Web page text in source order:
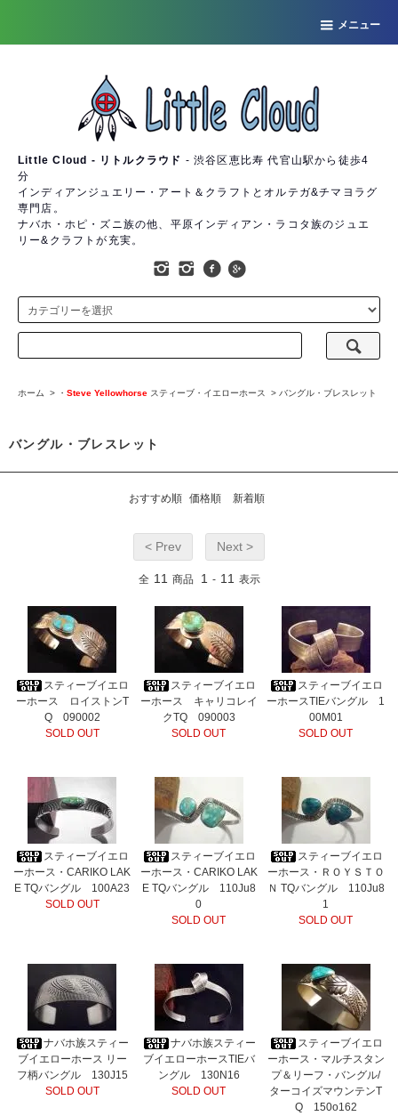
メニュー
Little Cloud - リトルクラウド - 渋谷区恵比寿 代官山駅から徒歩4
分
インディアンジュエリー・アート＆クラフトとオルテガ&チマヨラグ
専門店。
ナバホ・ホピ・ズニ族の他、平原インディアン・ラコタ族のジュエ
リー&クラフトが充実。
ホーム > ・ Steve Yellowhorse スティーブ・イエローホース > バングル・ブレスレット
バングル・ブレスレット
おすすめ順 価格順 新着順
< Prev Next >
全 11 商品 1 - 11 表示
スティーブイエロ
ーホース ロイストンT
Q 090002
SOLD OUT
スティーブイエロ
ーホース キャリコレイ
クTQ 090003
SOLD OUT
スティーブイエロ
ーホースTIEバングル 1
00M01
SOLD OUT
スティーブイエロ
ーホース・CARIKO LAK
E TQバングル 100A23
SOLD OUT
スティーブイエロ
ーホース・CARIKO LAK
E TQバングル 110Ju8
0
SOLD OUT
スティーブイエロ
ーホース・ＲＯＹＳＴＯ
Ｎ TQバングル 110Ju8
1
SOLD OUT
ナバホ族スティー
ブイエローホース リー
フ柄バングル 130J15
SOLD OUT
ナバホ族スティー
ブイエローホースTIEバ
ングル 130N16
SOLD OUT
スティーブイエロ
ーホース・マルチスタン
プ＆リーフ・バングル/
ターコイズマウンテンT
Q 150o162